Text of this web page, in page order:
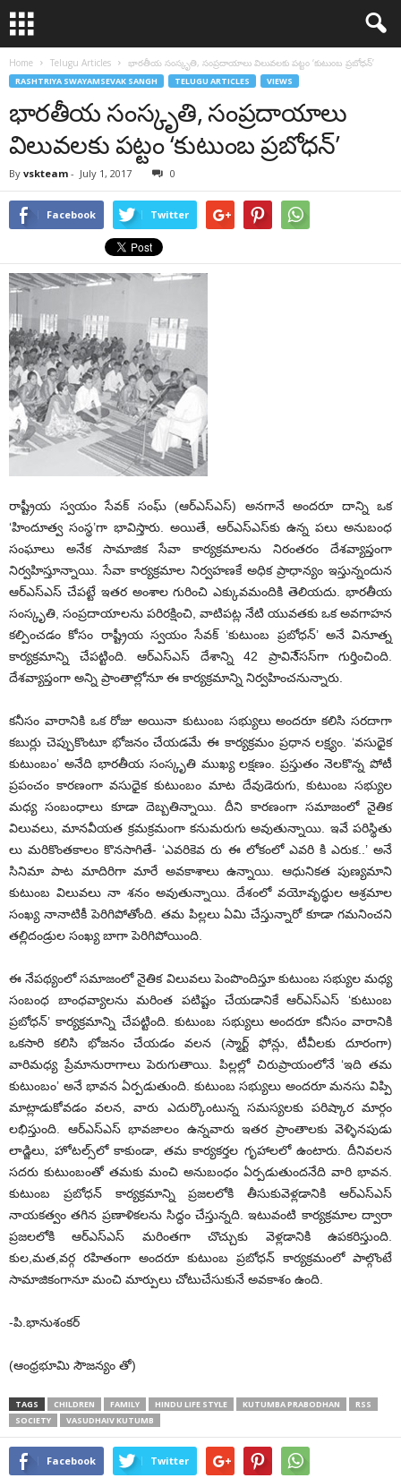
Home Telugu Articles భారతీయ సంస్కృతి, సంప్రదాయాలు విలువలకు పట్టం ‘కుటుంబ ప్రబోధన్’
RASHTRIYA SWAYAMSEVAK SANGH TELUGU ARTICLES VIEWS
భారతీయ సంస్కృతి, సంప్రదాయాలు
విలువలకు పట్టం ‘కుటుంబ ప్రబోధన్’
By vskteam - July 1, 2017 0
Facebook Twitter
రాష్ట్రీయ స్వయం సేవక్ సంఘ్ (ఆర్‌ఎస్‌ఎస్) అనగానే అందరూ దాన్ని ఒక
‘హిందూత్వ సంస్థ’గా భావిస్తారు. అయితే, ఆర్‌ఎస్‌ఎస్‌కు ఉన్న పలు అనుబంధ
సంఘాలు అనేక సామాజిక సేవా కార్యక్రమాలను నిరంతరం దేశవ్యాప్తంగా
నిర్వహిస్తూన్నాయి. సేవా కార్యక్రమాల నిర్వహణకే అధిక ప్రాధాన్యం ఇస్తున్నందున
ఆర్‌ఎస్‌ఎస్ చేపట్టే ఇతర అంశాల గురించి ఎక్కువమందికి తెలియదు. భారతీయ
సంస్కృతి, సంప్రదాయాలను పరిరక్షించి, వాటిపట్ల నేటి యువతకు ఒక అవగాహన
కల్పించడం కోసం రాష్ట్రీయ స్వయం సేవక్ ‘కుటుంబ ప్రబోధన్’ అనే వినూత్న
కార్యక్రమాన్ని చేపట్టింది. ఆర్‌ఎస్‌ఎస్ దేశాన్ని 42 ప్రావినె్సస్‌గా గుర్తించింది.
దేశవ్యాప్తంగా అన్ని ప్రాంతాల్లోనూ ఈ కార్యక్రమాన్ని నిర్వహించనున్నారు.
కనీసం వారానికి ఒక రోజు అయినా కుటుంబ సభ్యులు అందరూ కలిసి సరదాగా
కబుర్లు చెప్పుకొంటూ భోజనం చేయడమే ఈ కార్యక్రమం ప్రధాన లక్ష్యం. ‘వసుధైక
కుటుంబం’ అనేది భారతీయ సంస్కృతి ముఖ్య లక్షణం. ప్రస్తుతం నెలకొన్న పోటీ
ప్రపంచం కారణంగా వసుధైక కుటుంబం మాట దేవుడెరుగు, కుటుంబ సభ్యుల
మధ్య సంబంధాలు కూడా దెబ్బతిన్నాయి. దీని కారణంగా సమాజంలో నైతిక
విలువలు, మానవీయత క్రమక్రమంగా కనుమరుగు అవుతున్నాయి. ఇవే పరిస్థితు
లు మరికొంతకాలం కొనసాగితే- ‘ఎవరికెవ రు ఈ లోకంలో ఎవరి కి ఎరుక..’ అనే
సినిమా పాట మాదిరిగా మారే అవకాశాలు ఉన్నాయి. ఆధునికత పుణ్యమాని
కుటుంబ విలువలు నా శనం అవుతున్నాయి. దేశంలో వయోవృద్ధుల ఆశ్రమాల
సంఖ్య నానాటికీ పెరిగిపోతోంది. తమ పిల్లలు ఏమి చేస్తున్నారో కూడా గమనించని
తల్లిదండ్రుల సంఖ్య బాగా పెరిగిపోయింది.
ఈ నేపథ్యంలో సమాజంలో నైతిక విలువలు పెంపొందిస్తూ కుటుంబ సభ్యుల మధ్య
సంబంధ బాంధవ్యాలను మరింత పటిష్టం చేయడానికే ఆర్‌ఎస్‌ఎస్ ‘కుటుంబ
ప్రబోధన్’ కార్యక్రమాన్ని చేపట్టింది. కుటుంబ సభ్యులు అందరూ కనీసం వారానికి
ఒకసారి కలిసి భోజనం చేయడం వలన (స్మార్ట్ ఫోన్లు, టీవీలకు దూరంగా)
వారిమధ్య ప్రేమానురాగాలు పెరుగుతాయి. పిల్లల్లో చిరుప్రాయంలోనే ‘ఇది తమ
కుటుంబం’ అనే భావన ఏర్పడుతుంది. కుటుంబ సభ్యులు అందరూ మనసు విప్పి
మాట్లాడుకోవడం వలన, వారు ఎదుర్కొంటున్న సమస్యలకు పరిష్కార మార్గం
లభిస్తుంది. ఆర్‌ఎస్‌ఎస్ భావజాలం ఉన్నవారు ఇతర ప్రాంతాలకు వెళ్ళినపుడు
లాడ్జిలు, హోటల్స్‌లో కాకుండా, తమ కార్యకర్తల గృహాలలో ఉంటారు. దీనివలన
సదరు కుటుంబంతో తమకు మంచి అనుబంధం ఏర్పడుతుందనేది వారి భావన.
కుటుంబ ప్రబోధన్ కార్యక్రమాన్ని ప్రజలలోకి తీసుకువెళ్లడానికి ఆర్‌ఎస్‌ఎస్
నాయకత్వం తగిన ప్రణాళికలను సిద్ధం చేస్తున్నది. ఇటువంటి కార్యక్రమాల ద్వారా
ప్రజలలోకి ఆర్‌ఎస్‌ఎస్ మరింతగా చొచ్చుకు వెళ్లడానికి ఉపకరిస్తుంది.
కుల,మత,వర్గ రహితంగా అందరూ కుటుంబ ప్రబోధన్ కార్యక్రమంలో పాల్గొంటే
సామాజికంగానూ మంచి మార్పులు చోటుచేసుకునే అవకాశం ఉంది.
-పి.భానుశంకర్
(ఆంధ్రభూమి సౌజన్యం తో)
TAGS CHILDREN FAMILY HINDU LIFE STYLE KUTUMBA PRABODHAN
RSS
SOCIETY
VASUDHAIV KUTUMB
Facebook Twitter